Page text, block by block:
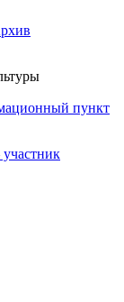
пункт